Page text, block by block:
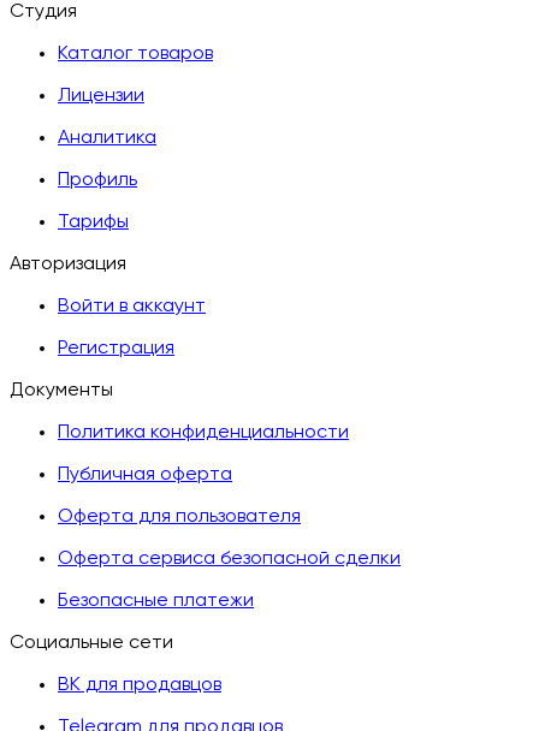
Студия
Каталог товаров
Лицензии
Аналитика
Профиль
Тарифы
Авторизация
Войти в аккаунт
Регистрация
Документы
Политика конфиденциальности
Публичная оферта
Оферта для пользователя
Оферта сервиса безопасной сделки
Безопасные платежи
Социальные сети
ВК для продавцов